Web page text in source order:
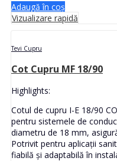
Adaugă în coș
Vizualizare rapidă
Tevi Cupru
Cot Cupru MF 18/90
Highlights:
Cotul de cupru I-E 18/90
pentru sistemele de
diametru de 18 mm,
Potrivit pentru aplicații
fiabilă și adaptabilă în